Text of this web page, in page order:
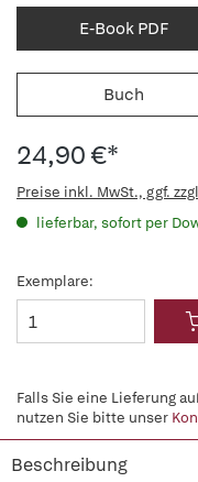
E-Book PDF
Buch
24,90 €*
Preise inkl. MwSt., ggf.
lieferbar, sofort per
Exemplare:
Falls Sie eine Lieferung
nutzen Sie bitte unser
Beschreibung